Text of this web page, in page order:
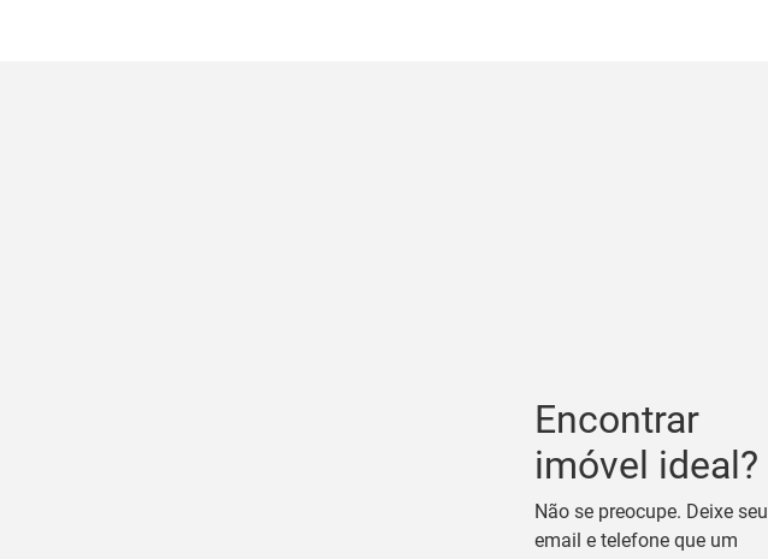
Encontrar
imóvel ideal?
Não se preocupe. Deixe seu
email e telefone que um